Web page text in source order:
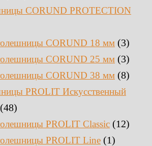
CORUND PROTECTION
CORUND 18 мм (3)
CORUND 25 мм (3)
CORUND 38 мм (8)
PROLIT Искусственный
(48)
PROLIT Classic (12)
PROLIT Line (1)